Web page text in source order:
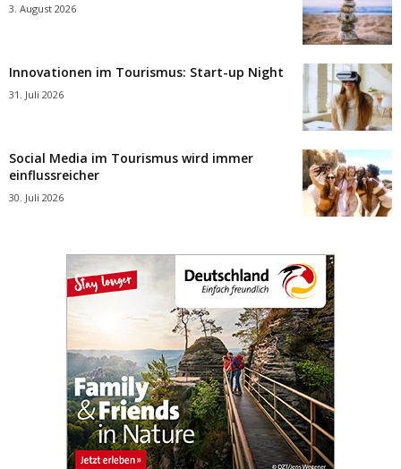
3. August 2026
Innovationen im Tourismus: Start-up Night
31. Juli 2026
Social Media im Tourismus wird immer
einflussreicher
30. Juli 2026